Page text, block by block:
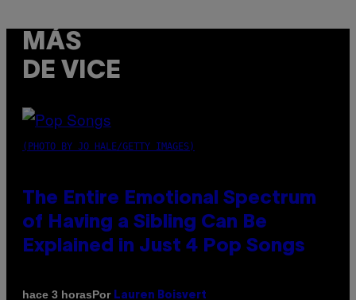
MÁS
DE VICE
(PHOTO BY JO HALE/GETTY IMAGES)
The Entire Emotional Spectrum
of Having a Sibling Can Be
Explained in Just 4 Pop Songs
hace 3 horasPor Lauren Boisvert